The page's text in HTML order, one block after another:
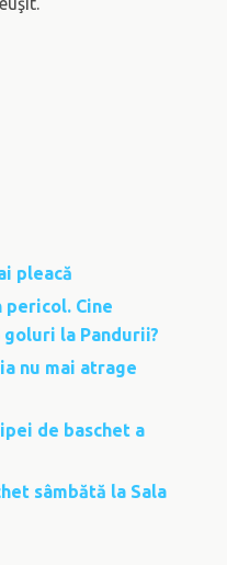
pleacă
Cine
goluri la Pandurii?
nu mai atrage
de baschet a
sâmbătă la Sala